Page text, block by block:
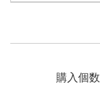
購入個数